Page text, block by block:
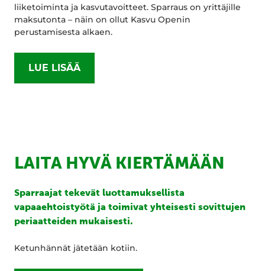
liiketoiminta ja kasvutavoitteet. Sparraus on yrittäjille
maksutonta – näin on ollut Kasvu Openin
perustamisesta alkaen.
LUE LISÄÄ
LAITA HYVÄ KIERTÄMÄÄN
Sparraajat tekevät luottamuksellista
vapaaehtoistyötä ja toimivat yhteisesti sovittujen
periaatteiden mukaisesti.
Ketunhännät jätetään kotiin.